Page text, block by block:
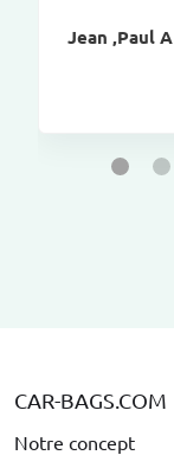
Jean ,Paul A
CAR-BAGS.COM
Notre concept